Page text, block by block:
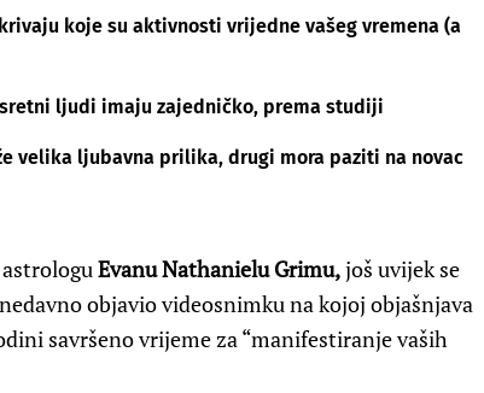
koje su aktivnosti vrijedne vašeg vremena (a
ljudi imaju zajedničko, prema studiji
velika ljubavna prilika, drugi mora paziti na novac
Evanu Nathanielu Grimu,još uvijek se
objavio videosnimku na kojoj objašnjava
savršeno vrijeme za “manifestiranje vaših